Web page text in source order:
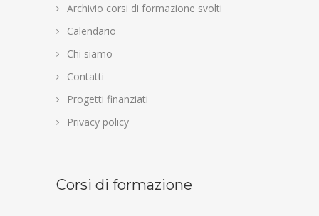
Archivio corsi di formazione svolti
Calendario
Chi siamo
Contatti
Progetti finanziati
Privacy policy
Corsi di formazione